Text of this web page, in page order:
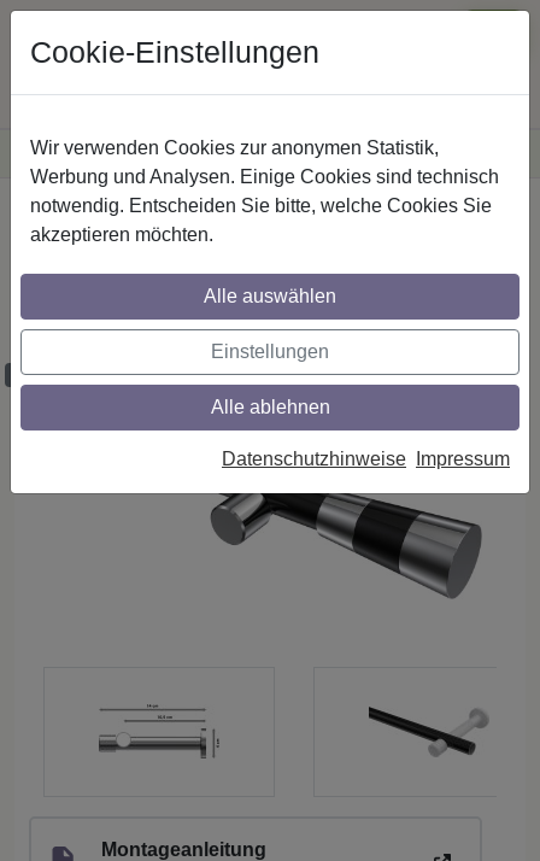
VersandkostenfreieLieferung innerhalb Deutschlands
Sichere Zahlung
Startseite Gardinenstangen Metall
1-läufig, Modell PRESTIGE - Tanara
Schwarz / Chrom (ohne Ringe)
Maßzuschnitt möglich
Montageanleitung
Cookie-Einstellungen
Wir verwenden Cookies zur anonymen Statistik,
Werbung und Analysen. Einige Cookies sind technisch
notwendig. Entscheiden Sie bitte, welche Cookies Sie
akzeptieren möchten.
Alle auswählen
Einstellungen
Alle ablehnen
Datenschutzhinweise Impressum